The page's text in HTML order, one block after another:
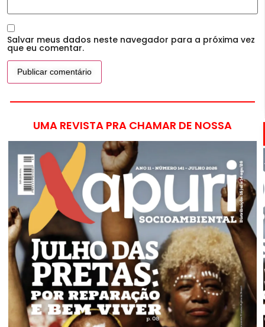
Salvar meus dados neste navegador para a próxima vez
que eu comentar.
UMA REVISTA PRA CHAMAR DE NOSSA